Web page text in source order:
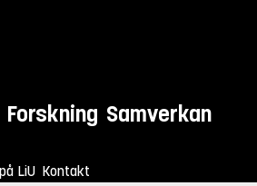
Forskning Samverkan
LiU Kontakt